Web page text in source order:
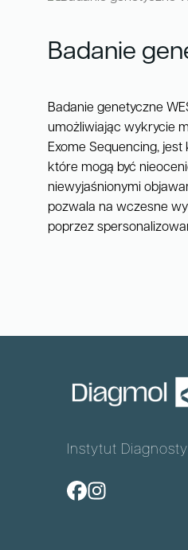
Badanie
Badanie genetyczne
umożliwiając wykrycie
Exome Sequencing,
które mogą być
niewyjaśnionymi
pozwala na wczesne
poprzez
Instytut